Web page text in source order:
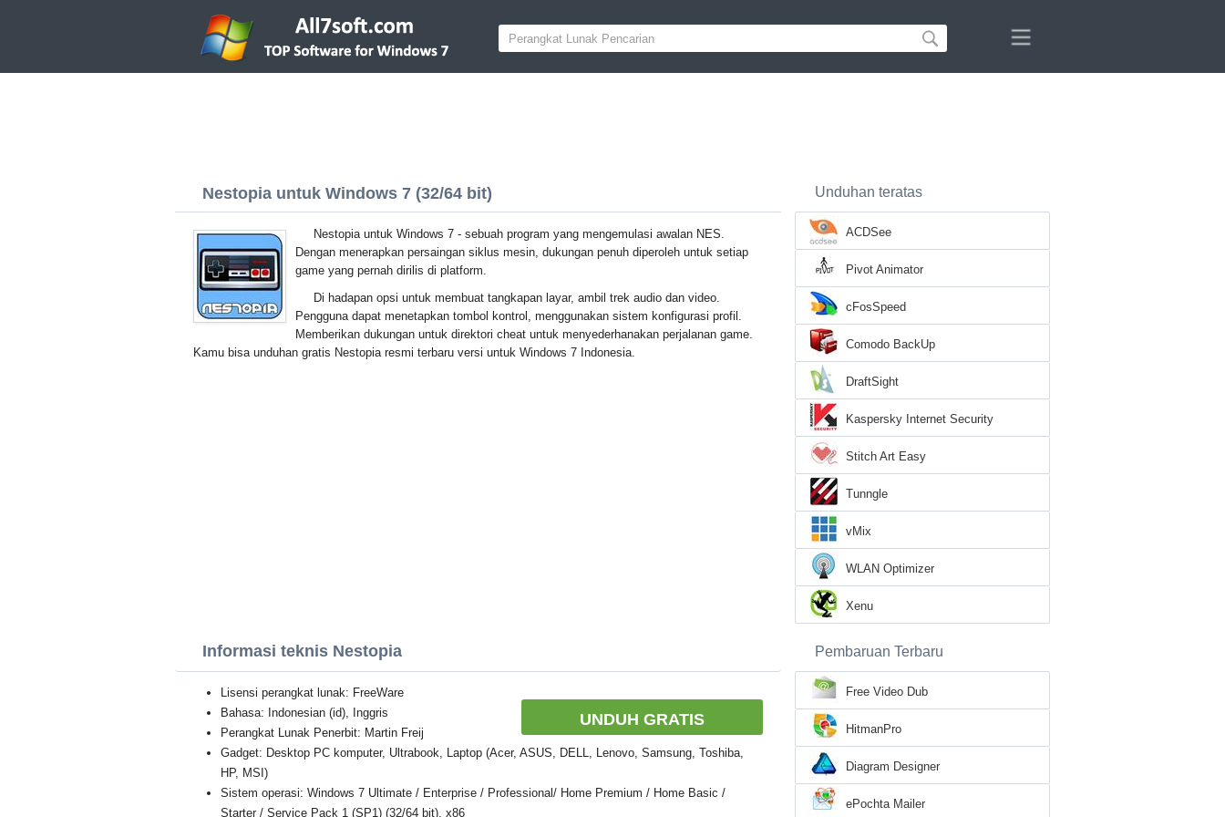
Nestopia untuk Windows 7 (32/64 bit)
Nestopia untuk Windows 7 - sebuah program yang mengemulasi awalan NES.
Dengan menerapkan persaingan siklus mesin, dukungan penuh diperoleh untuk setiap
game yang pernah dirilis di platform.
Di hadapan opsi untuk membuat tangkapan layar, ambil trek audio dan video.
Pengguna dapat menetapkan tombol kontrol, menggunakan sistem konfigurasi profil.
Memberikan dukungan untuk direktori cheat untuk menyederhanakan perjalanan game.
Kamu bisa unduhan gratis Nestopia resmi terbaru versi untuk Windows 7 Indonesia.
Informasi teknis Nestopia
UNDUH GRATIS
Lisensi perangkat lunak: FreeWare
Bahasa: Indonesian (id), Inggris
Perangkat Lunak Penerbit: Martin Freij
Gadget: Desktop PC komputer, Ultrabook, Laptop (Acer, ASUS, DELL, Lenovo, Samsung, Toshiba,
HP, MSI)
Sistem operasi: Windows 7 Ultimate / Enterprise / Professional/ Home Premium / Home Basic /
Starter / Service Pack 1 (SP1) (32/64 bit), x86
Unduhan teratas
ACDSee
Pivot Animator
cFosSpeed
Comodo BackUp
DraftSight
Kaspersky Internet Security
Stitch Art Easy
Tunngle
vMix
WLAN Optimizer
Xenu
Pembaruan Terbaru
Free Video Dub
HitmanPro
Diagram Designer
ePochta Mailer